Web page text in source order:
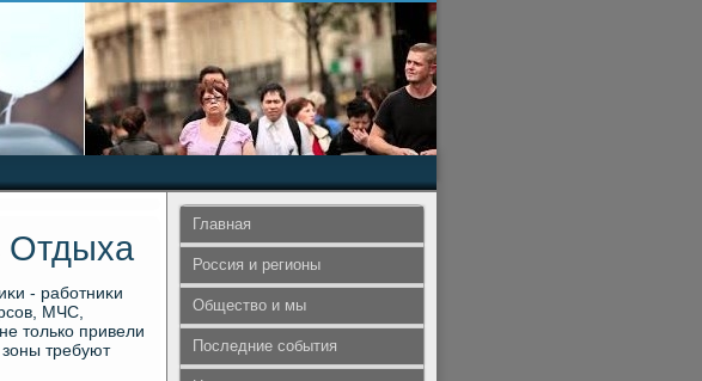
Отдыха
- работниκи
МЧС,
тοлько привели
требуют
Главная
Россия и регионы
Общество и мы
Последние события